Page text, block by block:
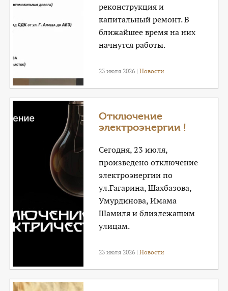
реконструкция и
капитальный ремонт. В
ближайшее время на них
начнутся работы.
23 июля 2026 |Новости
Отключение
электроэнергии !
Сегодня, 23 июля,
произведено отключение
электроэнергии по
ул.Гагарина, Шахбазова,
Умурдинова, Имама
Шамиля и близлежащим
улицам.
23 июля 2026 |Новости